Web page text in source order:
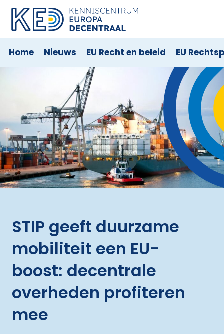
Home Nieuws EU Recht en beleid EU
STIP geeft duurzame
mobiliteit een EU-
boost: decentrale
overheden profiteren
mee